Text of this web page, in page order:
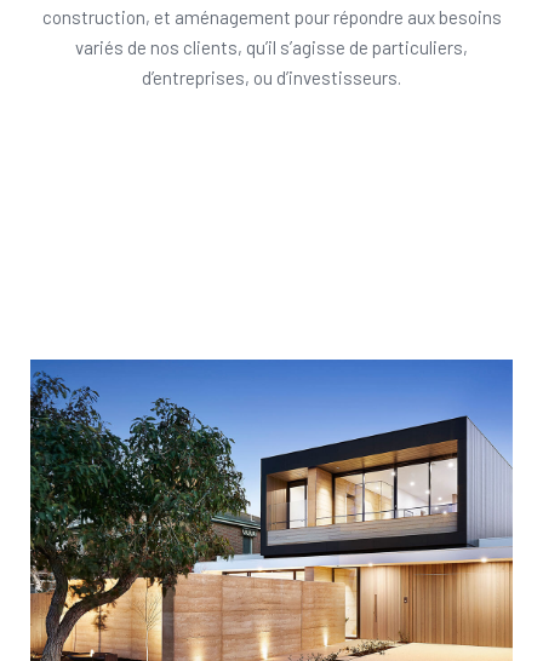
construction, et aménagement pour répondre aux besoins
variés de nos clients, qu’il s’agisse de particuliers,
d’entreprises, ou d’investisseurs.